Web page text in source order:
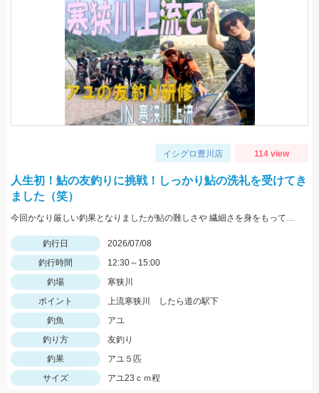
イシグロ豊川店 114 view
人生初！鮎の友釣りに挑戦！しっかり鮎の洗礼を受けてき
ました（笑）
今回かなり厳しい釣果となりましたが鮎の難しさや 繊細さを身をもって感じることができる良い研修となりました！ 一般の方は沢山釣れていましたよ！ オトリが天然になるとイージーモードに入ります！
釣行日
2026/07/08
釣行時間
12:30～15:00
釣場
寒狭川
ポイント
上流寒狭川 したら道の駅下
釣魚
アユ
釣り方
友釣り
釣果
アユ５匹
サイズ
アユ23ｃｍ程